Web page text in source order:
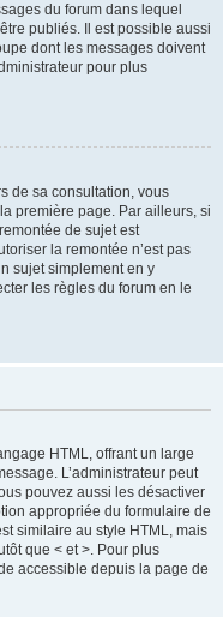
du forum dans lequel
publiés. Il est possible aussi
dont les messages doivent
pour plus
de sa consultation, vous
première page. Par ailleurs, si
de sujet est
la remontée n’est pas
sujet simplement en y
les règles du forum en le
HTML, offrant un large
L’administrateur peut
pouvez aussi les désactiver
appropriée du formulaire de
similaire au style HTML, mais
que < et >. Pour plus
accessible depuis la page de